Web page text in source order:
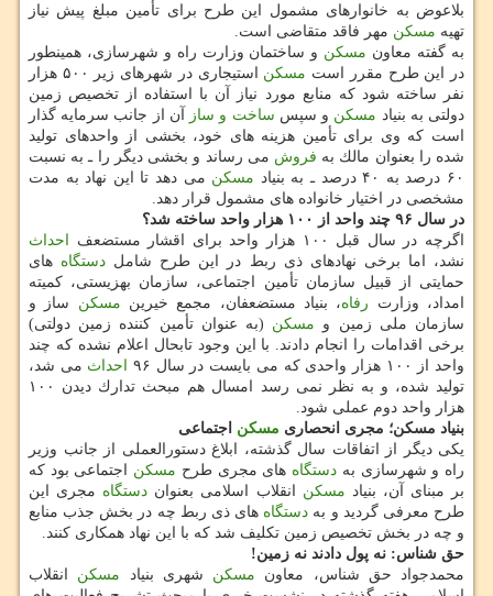
بلاعوض به خانوارهای مشمول این طرح برای تأمین مبلغ پیش نیاز
تهیه مسكن مهر فاقد متقاضی است.
به گفته معاون مسكن و ساختمان وزارت راه و شهرسازی، همینطور
در این طرح مقرر است مسكن
استیجاری در شهرهای زیر ۵۰۰ هزار
نفر ساخته شود كه منابع مورد نیاز آن با استفاده از تخصیص زمین
دولتی به بنیاد مسكن و سپس ساخت و ساز آن از جانب سرمایه گذار
است كه وی برای تأمین هزینه های خود، بخشی از واحدهای تولید
شده را بعنوان مالك به فروش می رساند و بخشی دیگر را ـ به نسبت
۶۰ درصد به ۴۰ درصد ـ به بنیاد
مسكن می دهد تا این نهاد به مدت
مشخصی در اختیار خانواده های مشمول قرار دهد.
در سال ۹۶ چند واحد از ۱۰۰ هزار واحد ساخته شد؟
اگرچه در سال قبل ۱۰۰ هزار واحد برای اقشار مستضعف
احداث
نشد، اما برخی نهادهای ذی ربط در این طرح شامل دستگاه های
حمایتی از قبیل سازمان تأمین اجتماعی، سازمان بهزیستی، كمیته
امداد، وزارت رفاه، بنیاد مستضعفان، مجمع خیرین مسكن ساز و
سازمان ملی زمین و مسكن (به عنوان تأمین كننده زمین دولتی)
برخی اقدامات را انجام دادند. با این وجود تابحال اعلام نشده كه چند
واحد از ۱۰۰ هزار واحدی كه می بایست در سال ۹۶
احداث می شد،
تولید شده، و به نظر نمی رسد امسال هم مبحث تدارك دیدن ۱۰۰
هزار واحد دوم عملی شود.
بنیاد مسكن؛ مجری انحصاری مسكن اجتماعی
یكی دیگر از اتفاقات سال گذشته، ابلاغ دستورالعملی از جانب وزیر
راه و شهرسازی به دستگاه های مجری طرح مسكن اجتماعی بود كه
بر مبنای آن، بنیاد مسكن انقلاب اسلامی بعنوان دستگاه مجری این
طرح معرفی گردید و به دستگاه های ذی ربط چه در بخش جذب منابع
و چه در بخش تخصیص زمین تكلیف شد كه با این نهاد همكاری كنند.
حق شناس: نه پول دادند نه زمین!
محمدجواد حق شناس، معاون مسكن شهری بنیاد مسكن انقلاب